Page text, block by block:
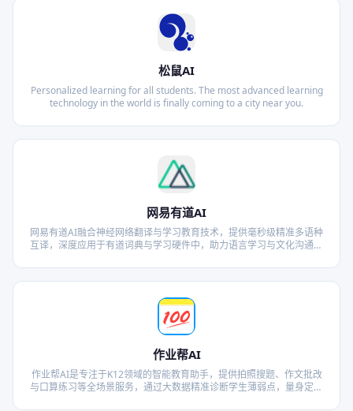
松鼠AI
Personalized learning for all students. The most advanced learning
technology in the world is finally coming to a city near you.
网易有道AI
网易有道AI融合神经网络翻译与学习教育技术，提供毫秒级精准多语种
互译，深度应用于有道词典与学习硬件中，助力语言学习与文化沟通无
作业帮AI
作业帮AI是专注于K12领域的智能教育助手，提供拍照搜题、作文批改
与口算练习等全场景服务，通过大数据精准诊断学生薄弱点，量身定制